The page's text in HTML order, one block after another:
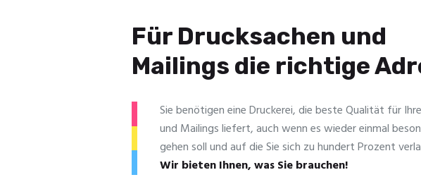
Für Drucksachen und
Mailings die richtige
Sie benötigen eine Druckerei, die beste ­Qualität für
und Mailings liefert, auch wenn es wieder einmal
gehen soll und auf die Sie sich zu hundert Prozent
Wir bieten Ihnen, was Sie brauchen!